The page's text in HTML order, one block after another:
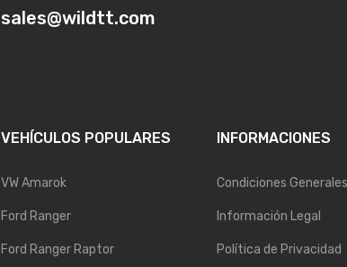
sales@wildtt.com
VEHÍCULOS POPULARES
VW Amarok
Ford Ranger
Ford Ranger Raptor
INFORMACIONES
Condiciones Generales
Información Legal
Política de Privacidad